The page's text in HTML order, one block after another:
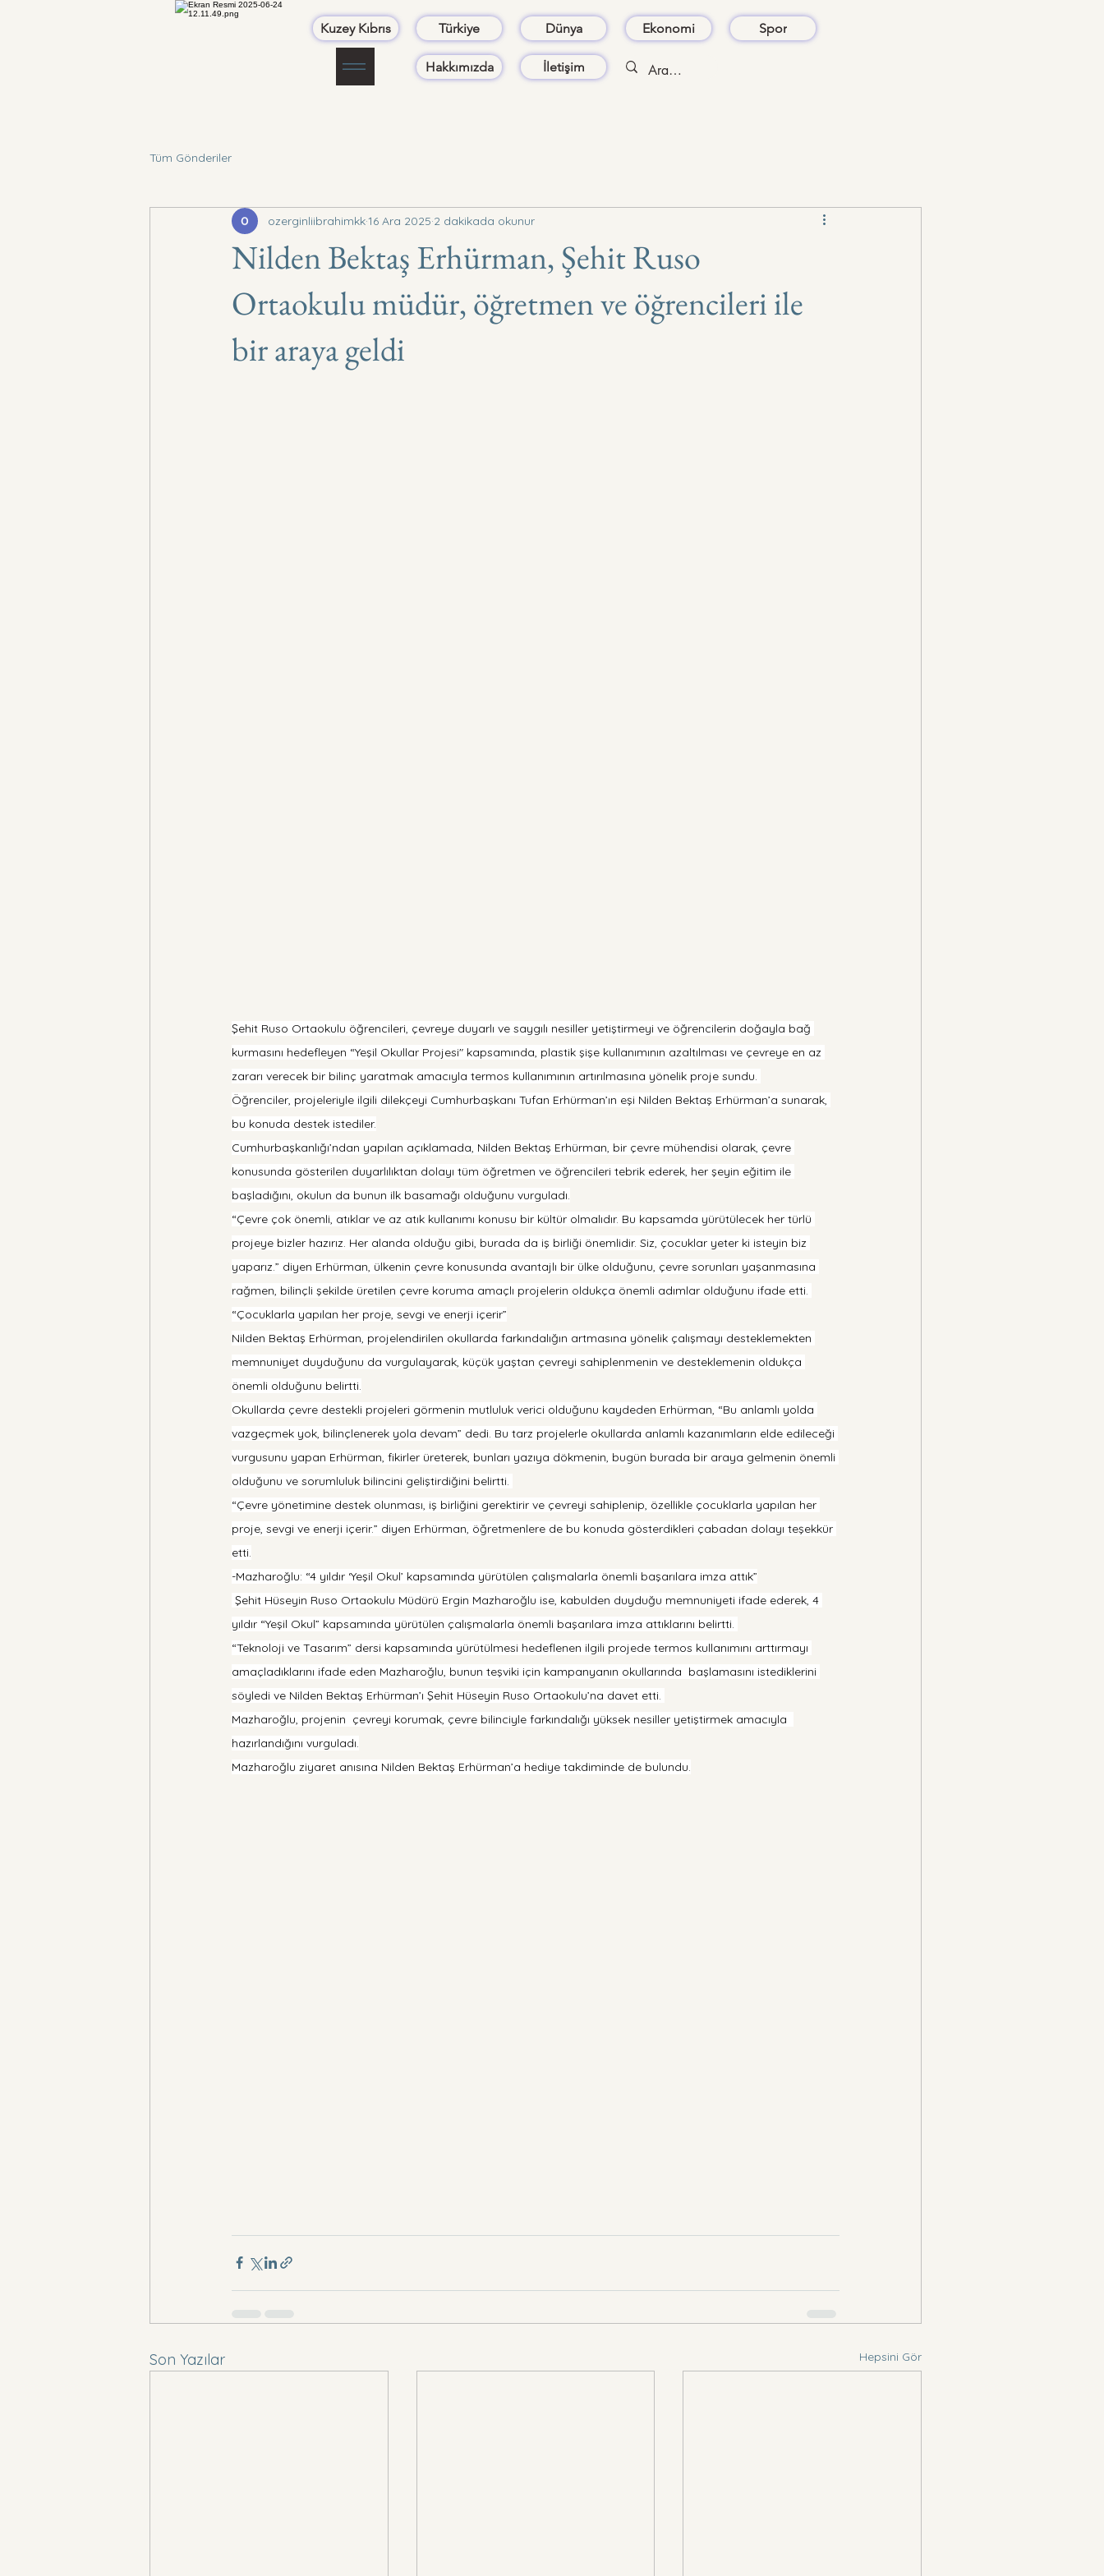
Kuzey Kıbrıs Türkiye
Hakkımızda
Dünya
İletişim
Ekonomi Spor
Tüm Gönderiler
Nilden Bektaş Erhürman, Şehit Ruso
Ortaokulu müdür, öğretmen ve öğrencileri ile
bir araya geldi
ozerginliibrahimkk16 Ara 2025 2 dakikada okunur
Şehit Ruso Ortaokulu öğrencileri, çevreye duyarlı ve saygılı nesiller yetiştirmeyi ve öğrencilerin doğayla bağ
kurmasını hedefleyen “Yeşil Okullar Projesi" kapsamında, plastik şişe kullanımının azaltılması ve çevreye en az
zararı verecek bir bilinç yaratmak amacıyla termos kullanımının artırılmasına yönelik proje sundu.
Öğrenciler, projeleriyle ilgili dilekçeyi Cumhurbaşkanı Tufan Erhürman’ın eşi Nilden Bektaş Erhürman’a sunarak,
bu konuda destek istediler.
Cumhurbaşkanlığı’ndan yapılan açıklamada, Nilden Bektaş Erhürman, bir çevre mühendisi olarak, çevre
konusunda gösterilen duyarlılıktan dolayı tüm öğretmen ve öğrencileri tebrik ederek, her şeyin eğitim ile
başladığını, okulun da bunun ilk basamağı olduğunu vurguladı.
“Çevre çok önemli, atıklar ve az atık kullanımı konusu bir kültür olmalıdır. Bu kapsamda yürütülecek her türlü
projeye bizler hazırız. Her alanda olduğu gibi, burada da iş birliği önemlidir. Siz, çocuklar yeter ki isteyin biz
yaparız.” diyen Erhürman, ülkenin çevre konusunda avantajlı bir ülke olduğunu, çevre sorunları yaşanmasına
rağmen, bilinçli şekilde üretilen çevre koruma amaçlı projelerin oldukça önemli adımlar olduğunu ifade etti.
“Çocuklarla yapılan her proje, sevgi ve enerji içerir”
Nilden Bektaş Erhürman, projelendirilen okullarda farkındalığın artmasına yönelik çalışmayı desteklemekten
memnuniyet duyduğunu da vurgulayarak, küçük yaştan çevreyi sahiplenmenin ve desteklemenin oldukça
önemli olduğunu belirtti.
Okullarda çevre destekli projeleri görmenin mutluluk verici olduğunu kaydeden Erhürman, “Bu anlamlı yolda
vazgeçmek yok, bilinçlenerek yola devam” dedi. Bu tarz projelerle okullarda anlamlı kazanımların elde edileceği
vurgusunu yapan Erhürman, fikirler üreterek, bunları yazıya dökmenin, bugün burada bir araya gelmenin önemli
olduğunu ve sorumluluk bilincini geliştirdiğini belirtti.
“Çevre yönetimine destek olunması, iş birliğini gerektirir ve çevreyi sahiplenip, özellikle çocuklarla yapılan her
proje, sevgi ve enerji içerir.” diyen Erhürman, öğretmenlere de bu konuda gösterdikleri çabadan dolayı teşekkür
etti.
-Mazharoğlu: “4 yıldır ‘Yeşil Okul’ kapsamında yürütülen çalışmalarla önemli başarılara imza attık”
Şehit Hüseyin Ruso Ortaokulu Müdürü Ergin Mazharoğlu ise, kabulden duyduğu memnuniyeti ifade ederek, 4
yıldır “Yeşil Okul” kapsamında yürütülen çalışmalarla önemli başarılara imza attıklarını belirtti.
“Teknoloji ve Tasarım” dersi kapsamında yürütülmesi hedeflenen ilgili projede termos kullanımını arttırmayı
amaçladıklarını ifade eden Mazharoğlu, bunun teşviki için kampanyanın okullarında  başlamasını istediklerini
söyledi ve Nilden Bektaş Erhürman’ı Şehit Hüseyin Ruso Ortaokulu’na davet etti.
Mazharoğlu, projenin  çevreyi korumak, çevre bilinciyle farkındalığı yüksek nesiller yetiştirmek amacıyla
hazırlandığını vurguladı.
Mazharoğlu ziyaret anısına Nilden Bektaş Erhürman’a hediye takdiminde de bulundu.
Son Yazılar Hepsini Gör